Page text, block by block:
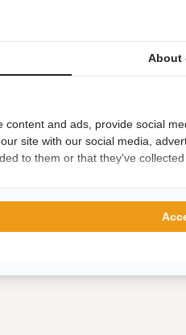
About
content and ads, provide social
site with our social media,
to them or that they've